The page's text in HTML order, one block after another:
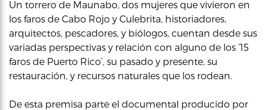
Un torrero de Maunabo, dos mujeres que vivieron en
los faros de Cabo Rojo y Culebrita, historiadores,
arquitectos, pescadores, y biólogos, cuentan desde sus
variadas perspectivas y relación con alguno de los ’15
faros de Puerto Rico’, su pasado y presente, su
restauración, y recursos naturales que los rodean.
De esta premisa parte el documental producido por